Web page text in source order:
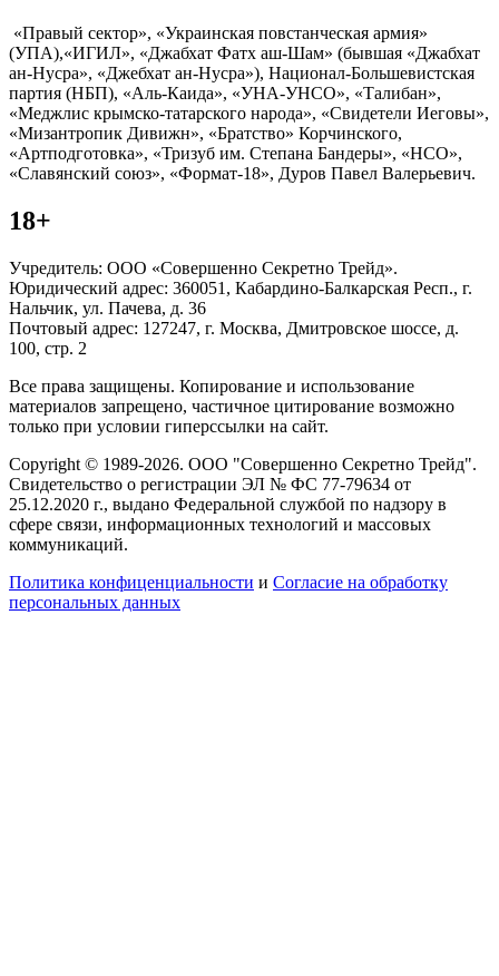
«Правый сектор», «Украинская повстанческая армия»
(УПА),«ИГИЛ», «Джабхат Фатх аш-Шам» (бывшая «Джабхат
ан-Нусра», «Джебхат ан-Нусра»), Национал-Большевистская
партия (НБП), «Аль-Каида», «УНА-УНСО», «Талибан»,
«Меджлис крымско-татарского народа», «Свидетели Иеговы»,
«Мизантропик Дивижн», «Братство» Корчинского,
«Артподготовка», «Тризуб им. Степана Бандеры», «НСО»,
«Славянский союз», «Формат-18», Дуров Павел Валерьевич.
18+
Учредитель: ООО «Совершенно Секретно Трейд».
Юридический адрес: 360051, Кабардино-Балкарская Респ., г.
Нальчик, ул. Пачева, д. 36
Почтовый адрес: 127247, г. Москва, Дмитровское шоссе, д.
100, стр. 2
Все права защищены. Копирование и использование
материалов запрещено, частичное цитирование возможно
только при условии гиперссылки на сайт.
Copyright © 1989-2026. ООО "Совершенно Секретно Трейд".
Свидетельство о регистрации ЭЛ № ФС 77-79634 от
25.12.2020 г., выдано Федеральной службой по надзору в
сфере связи, информационных технологий и массовых
коммуникаций.
Политика конфиценциальности и Согласие на обработку
персональных данных